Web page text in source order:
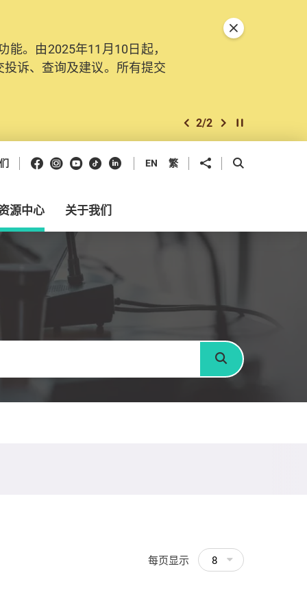
。由2025年11月10日起，
诉、查询及建议。所有提交
上一个
2/2 下一个开始/暂停幻灯
关闭特別通告
Facebook
Instagram
Youtube
抖音领英 EN 繁 分享到 开启搜寻框
源中心 关于我们
搜寻
每页显示 8